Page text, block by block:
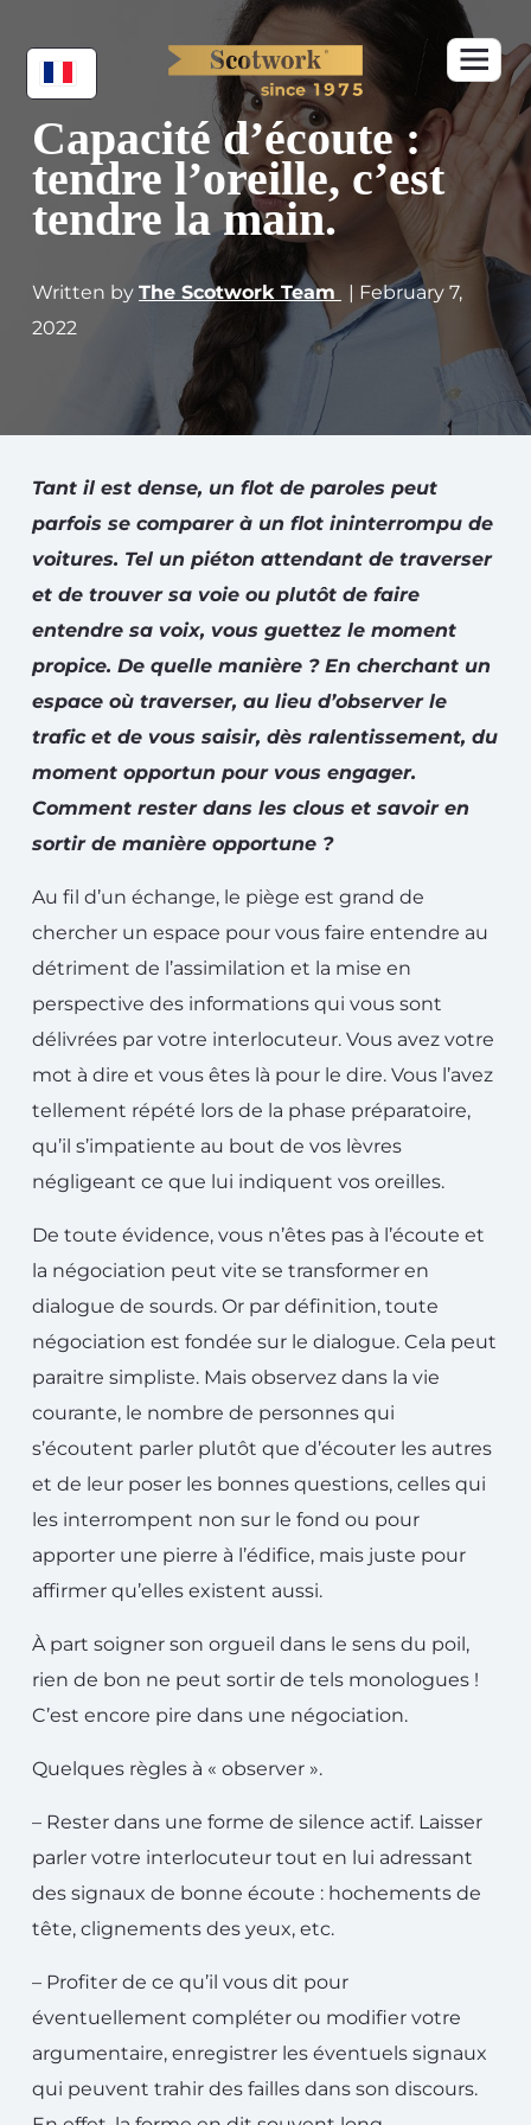
Capacité d’écoute :
tendre l’oreille, c’est
tendre la main.
Written by The Scotwork Team
| February 7,
2022
Tant il est dense, un flot de paroles peut
parfois se comparer à un flot ininterrompu de
voitures. Tel un piéton attendant de traverser
et de trouver sa voie ou plutôt de faire
entendre sa voix, vous guettez le moment
propice. De quelle manière ? En cherchant un
espace où traverser, au lieu d’observer le
trafic et de vous saisir, dès ralentissement, du
moment opportun pour vous engager.
Comment rester dans les clous et savoir en
sortir de manière opportune ?
Au fil d’un échange, le piège est grand de
chercher un espace pour vous faire entendre au
détriment de l’assimilation et la mise en
perspective des informations qui vous sont
délivrées par votre interlocuteur. Vous avez votre
mot à dire et vous êtes là pour le dire. Vous l’avez
tellement répété lors de la phase préparatoire,
qu’il s’impatiente au bout de vos lèvres
négligeant ce que lui indiquent vos oreilles.
De toute évidence, vous n’êtes pas à l’écoute et
la négociation peut vite se transformer en
dialogue de sourds. Or par définition, toute
négociation est fondée sur le dialogue. Cela peut
paraitre simpliste. Mais observez dans la vie
courante, le nombre de personnes qui
s’écoutent parler plutôt que d’écouter les autres
et de leur poser les bonnes questions, celles qui
les interrompent non sur le fond ou pour
apporter une pierre à l’édifice, mais juste pour
affirmer qu’elles existent aussi.
À part soigner son orgueil dans le sens du poil,
rien de bon ne peut sortir de tels monologues !
C’est encore pire dans une négociation.
Quelques règles à « observer ».
– Rester dans une forme de silence actif. Laisser
parler votre interlocuteur tout en lui adressant
des signaux de bonne écoute : hochements de
tête, clignements des yeux, etc.
– Profiter de ce qu’il vous dit pour
éventuellement compléter ou modifier votre
argumentaire, enregistrer les éventuels signaux
qui peuvent trahir des failles dans son discours.